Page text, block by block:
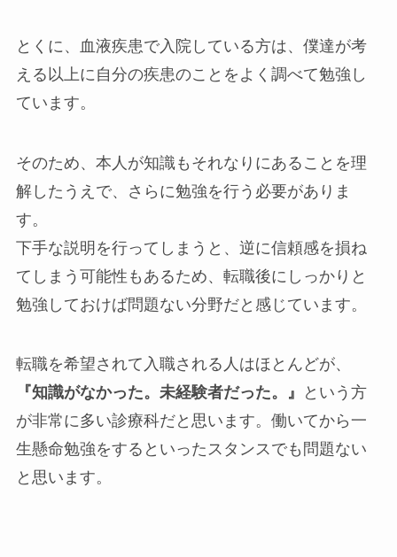
とくに、血液疾患で入院している方は、僕達が考
える以上に自分の疾患のことをよく調べて勉強し
ています。
そのため、本人が知識もそれなりにあることを理
解したうえで、さらに勉強を行う必要がありま
す。
下手な説明を行ってしまうと、逆に信頼感を損ね
てしまう可能性もあるため、転職後にしっかりと
勉強しておけば問題ない分野だと感じています。
転職を希望されて入職される人はほとんどが、
『知識がなかった。未経験者だった。』
という方
が非常に多い診療科だと思います。働いてから一
生懸命勉強をするといったスタンスでも問題ない
と思います。